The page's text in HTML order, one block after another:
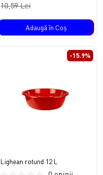
10,59 Lei
Adaugă în Coş
-15.9%
Lighean rotund 12 L